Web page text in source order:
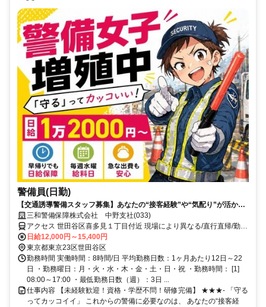
警備員(日勤)
【交通誘導警備スタッフ募集】あなたの“接客経験”や“気配り”が活かせ
ます！
三和警備保障株式会社 中野支社(033)
アクセス 世田谷区喜多見１丁目付近 現場により異なる/直行直帰/勤務
地相談可 ■電話面接■来社不要
日給12,000円～15,400円
東京都東京23区世田谷区
勤務時間 実働時間：8時間/日 平均勤務日数：1ヶ月あたり12日～22
日 ・勤務曜日：月・火・水・木・金・土・日・祝 ・勤務時間： [1]
08:00～17:00 ・最低勤務日数（週）：3日 ...
仕事内容 【未経験歓迎！資格・学歴不問！研修完備】 ★★★- 「守る
ってカッコイイ」 これからの警備に必要なのは、 あなたの“接客経